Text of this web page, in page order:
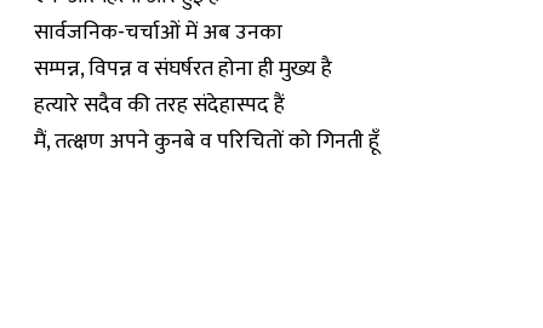
सार्वजनिक-चर्चाओं में अब उनका
सम्पन्न, विपन्न व संघर्षरत होना ही मुख्य है
हत्यारे सदैव की तरह संदेहास्पद हैं
मैं, तत्क्षण अपने कुनबे व परिचितों को गिनती हूँ